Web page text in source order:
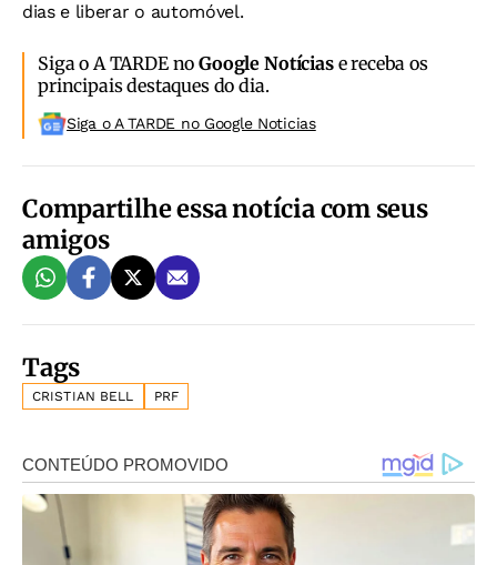
dias e liberar o automóvel.
Siga o A TARDE noGoogle Notíciase receba os
principais destaques do dia.
Siga o A TARDE no Google Noticias
Compartilhe essa notícia com seus
amigos
Tags
CRISTIAN BELL PRF